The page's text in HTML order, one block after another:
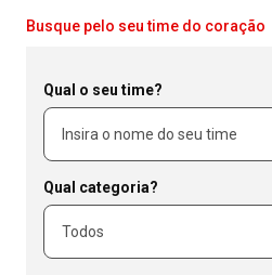
Busque pelo seu time do coração
Qual o seu time?
Qual categoria?